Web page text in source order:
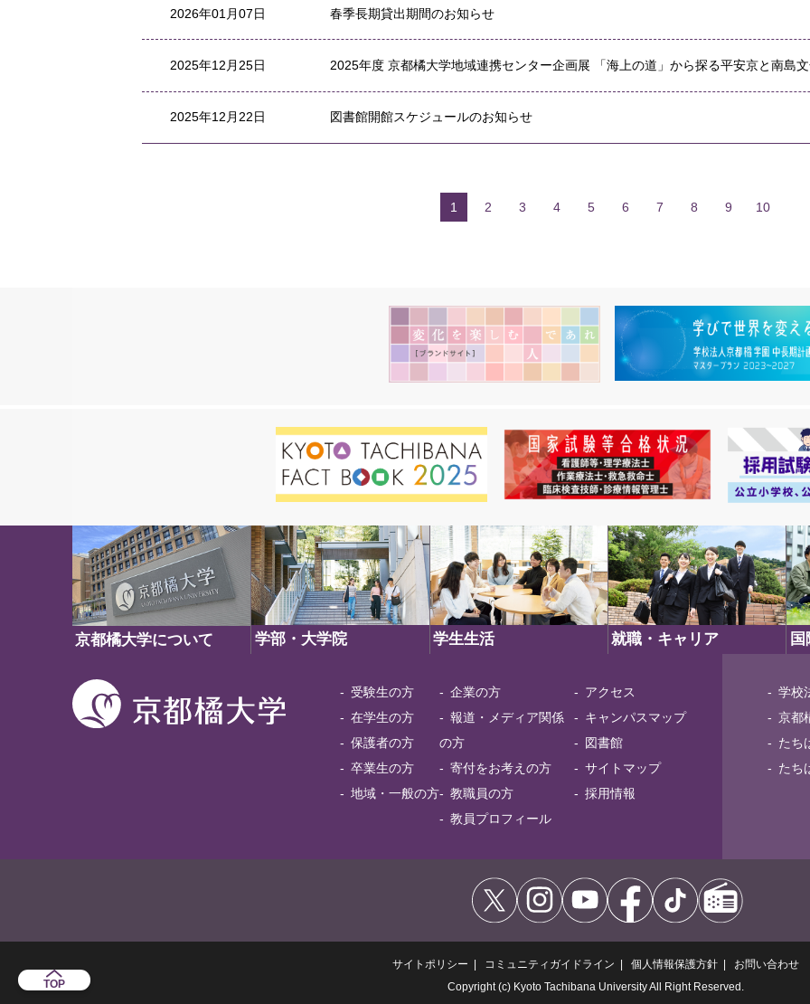
TOP
2026年01月07日 春季長期貸出期間のお知らせ
2025年12月25日 2025年度 京都橘大学地域連携センター企画展 「海上の道」から探る平安京と南島
2025年12月22日 図書館開館スケジュールのお知らせ
1 2 3 4 5 6 7 8 9 10
京都橘大学について 学部・大学院 学生生活 就職・キャリア
受験生の方
在学生の方
保護者の方
卒業生の方
地域・一般の方
企業の方
報道・メディア関係
の方
寄付をお考えの方
教職員の方
教員プロフィール
アクセス
キャンパスマップ
図書館
サイトマップ
採用情報
学校
京都
たち
たち
サイトポリシー コミュニティガイドライン 個人情報保護方針
お問い合わせ
Copyright (c) Kyoto Tachibana University All Right Reserved.